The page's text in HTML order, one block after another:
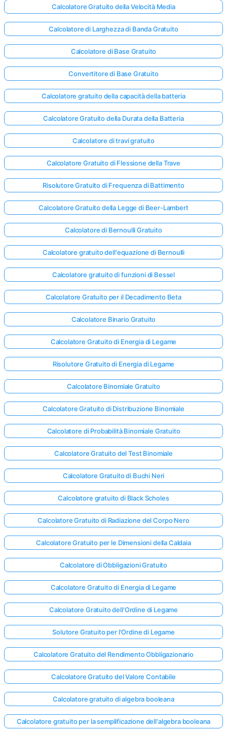
la Tua
Prima
Calcolatore Gratuito della Velocità Media
Calcolatore di Larghezza di Banda Gratuito
Calcolatore di Base Gratuito
Convertitore di Base Gratuito
Calcolatore gratuito della capacità della batteria
Calcolatore Gratuito della Durata della Batteria
Calcolatore di travi gratuito
Calcolatore Gratuito di Flessione della Trave
Risolutore Gratuito di Frequenza di Battimento
Calcolatore Gratuito della Legge di Beer-Lambert
Calcolatore di Bernoulli Gratuito
Calcolatore gratuito dell'equazione di Bernoulli
Calcolatore gratuito di funzioni di Bessel
Calcolatore Gratuito per il Decadimento Beta
Calcolatore Binario Gratuito
Calcolatore Gratuito di Energia di Legame
Risolutore Gratuito di Energia di Legame
Calcolatore Binomiale Gratuito
Calcolatore Gratuito di Distribuzione Binomiale
Calcolatore di Probabilità Binomiale Gratuito
Calcolatore Gratuito del Test Binomiale
Calcolatore Gratuito di Buchi Neri
Calcolatore gratuito di Black Scholes
Calcolatore Gratuito di Radiazione del Corpo Nero
Calcolatore Gratuito per le Dimensioni della Caldaia
Calcolatore di Obbligazioni Gratuito
Calcolatore Gratuito di Energia di Legame
Calcolatore Gratuito dell'Ordine di Legame
Solutore Gratuito per l'Ordine di Legame
Calcolatore Gratuito del Rendimento Obbligazionario
Calcolatore Gratuito del Valore Contabile
Calcolatore gratuito di algebra booleana
Calcolatore gratuito per la semplificazione dell'algebra booleana